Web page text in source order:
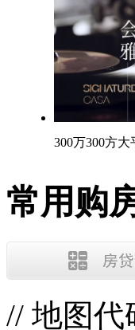
300万300方大
常用购
// 地图代